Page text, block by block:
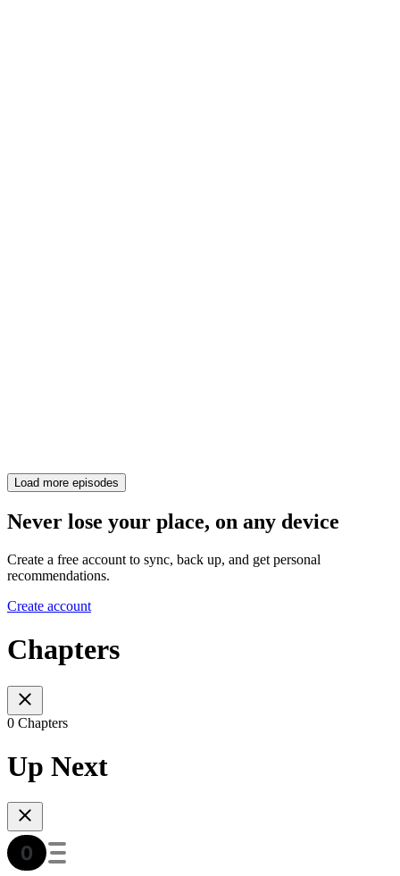
Load more episodes
Never lose your place, on any device
Create a free account to sync, back up, and get personal
recommendations.
Create account
Chapters
0 Chapters
Up Next